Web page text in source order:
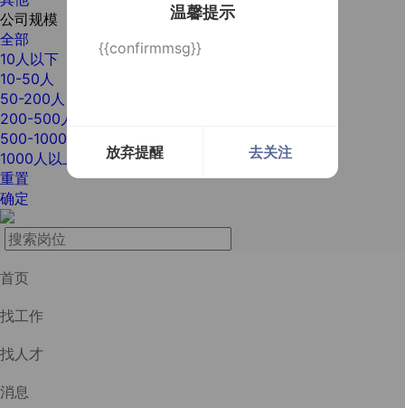
温馨提示
{{confirmmsg}}
放弃提醒 去关注
公司规模
全部
10人以下
10-50人
50-200人
200-500人
500-1000人
1000人以上
重置
确定
首页
找工作
找人才
消息